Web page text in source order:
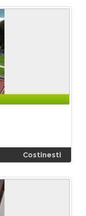
Costinesti